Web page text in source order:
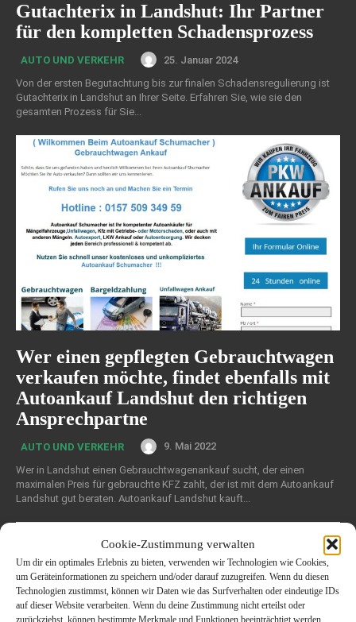
Cookie-Zustimmung verwalten
Um dir ein optimales Erlebnis zu bieten, verwenden wir Technologien wie Cookies,
um Geräteinformationen zu speichern und/oder darauf zuzugreifen. Wenn du diesen
Technologien zustimmst, können wir Daten wie das Surfverhalten oder eindeutige IDs
auf dieser Website verarbeiten. Wenn du deine Zustimmung nicht erteilst oder
zurückziehst, können bestimmte Merkmale und Funktionen beeinträchtigt werden.
Gutachterix in Landshut: Ihr Partner
für den kompletten Schadensprozess
AUTO UND VERKEHR
25. Januar 2024
Von der ersten Begutachtung bis zur finalen Schadensregulierung ist
Gutachterix in Landshut an Ihrer Seite. Erfahren Sie, wie sie den
gesamten Prozess für Sie...
Wer einen gepflegten Gebrauchtwagen
verkaufen möchte, findet ebenfalls mit
Autoankauf Landshut den richtigen
Ansprechpartne
AUTO UND VERKEHR
9. Mai 2022
Wer in Landshut einen Gebrauchtwagenankauf sucht, der einen
maximalen Preis für gebrauchte KFZ zahlt, der ist mit dem Autoankauf
Landshut gut beraten. Autoankauf Landshut kauft...